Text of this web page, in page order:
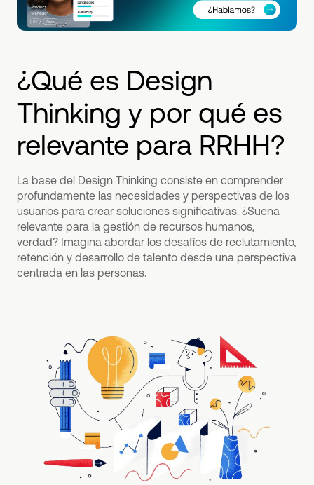
¿Qué es Design
Thinking y por qué es
relevante para RRHH?
La base del Design Thinking consiste en comprender
profundamente las necesidades y perspectivas de los
usuarios para crear soluciones significativas. ¿Suena
relevante para la gestión de recursos humanos,
verdad? Imagina abordar los desafíos de reclutamiento,
retención y desarrollo de talento desde una perspectiva
centrada en las personas.